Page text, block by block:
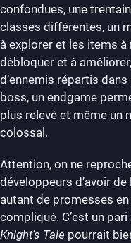
confondues, une
classes différentes, un
à explorer et les items
débloquer et à
d’ennemis répartis
boss, un endgame
plus relevé et même un
colossal.
Attention, on ne
développeurs d’avoir
autant de promesses
compliqué. C’est un pari
Knight’s Tale pourrait